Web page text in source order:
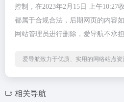
控制，在2023年2月15日 上午10:27
都属于合规合法，后期网页的内容
网站管理员进行删除，爱导航不承担
爱导航致力于优质、实用的网络站点资
相关导航